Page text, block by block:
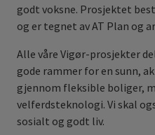
godt voksne. Prosjektet
og er tegnet av AT Plan og
Alle våre Vigør-prosjekter
gode rammer for en sunn,
gjennom fleksible boliger,
velferdsteknologi. Vi skal
sosialt og godt liv.